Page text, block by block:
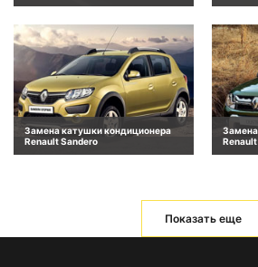
Замена катушки кондиционера
Renault Sandero
Показать еще